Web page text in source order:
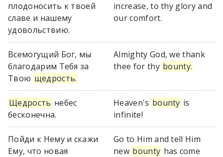
плодоносить к твоей
славе и нашему
удовольствию.
increase, to thy glory and
our comfort.
Всемогущий Бог, мы
благодарим Тебя за
Твою щедрость.
Almighty God, we thank
thee for thy bounty.
Щедрость небес
бесконечна.
Heaven's bounty is
infinite!
Пойди к Нему и скажи
Ему, что новая
Go to Him and tell Him
new bounty has come